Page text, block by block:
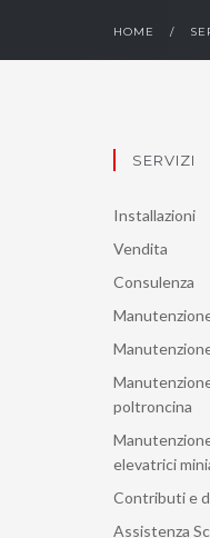
HOME /
SERVIZI
Installazioni
Vendita
Consulenza
poltroncina
elevatrici
Contributi e
Assistenza